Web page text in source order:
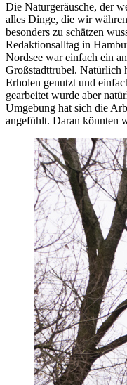
Die Naturgeräusche, der
alles Dinge, die wir
besonders zu schätzen
Redaktionsalltag in
Nordsee war einfach ein
Großstadttrubel. Natürlich
Erholen genutzt und
gearbeitet wurde aber
Umgebung hat sich die
angefühlt. Daran könnten